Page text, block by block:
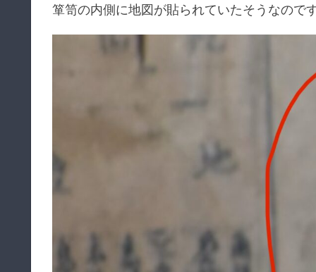
箪笥の内側に地図が貼られていたそうなので